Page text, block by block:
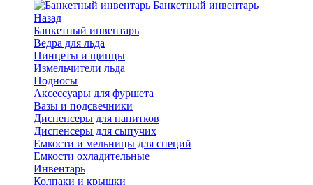
Банкетный инвентарь
Назад
Банкетный инвентарь
Ведра для льда
Пинцеты и щипцы
Измельчители льда
Подносы
Аксессуары для фуршета
Вазы и подсвечники
Диспенсеры для напитков
Диспенсеры для сыпучих
Емкости и мельницы для специй
Емкости охладительные
Инвентарь
Колпаки и крышки